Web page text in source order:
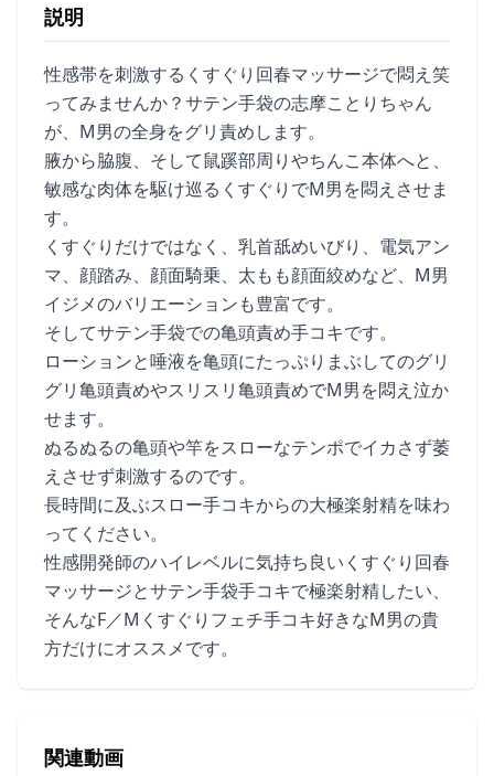
説明
性感帯を刺激するくすぐり回春マッサージで悶え笑
ってみませんか？サテン手袋の志摩ことりちゃん
が、M男の全身をグリ責めします。
腋から脇腹、そして鼠蹊部周りやちんこ本体へと、
敏感な肉体を駆け巡るくすぐりでM男を悶えさせま
す。
くすぐりだけではなく、乳首舐めいびり、電気アン
マ、顔踏み、顔面騎乗、太もも顔面絞めなど、M男
イジメのバリエーションも豊富です。
そしてサテン手袋での亀頭責め手コキです。
ローションと唾液を亀頭にたっぷりまぶしてのグリ
グリ亀頭責めやスリスリ亀頭責めでM男を悶え泣か
せます。
ぬるぬるの亀頭や竿をスローなテンポでイカさず萎
えさせず刺激するのです。
長時間に及ぶスロー手コキからの大極楽射精を味わ
ってください。
性感開発師のハイレベルに気持ち良いくすぐり回春
マッサージとサテン手袋手コキで極楽射精したい、
そんなF／Mくすぐりフェチ手コキ好きなM男の貴
方だけにオススメです。
関連動画